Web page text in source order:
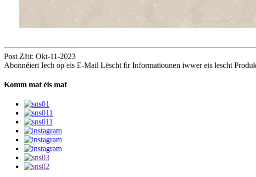
Post Zäit: Okt-11-2023
Abonnéiert Iech op eis E-Mail Lëscht fir Informatiounen iwwer eis lescht
Komm mat éis mat